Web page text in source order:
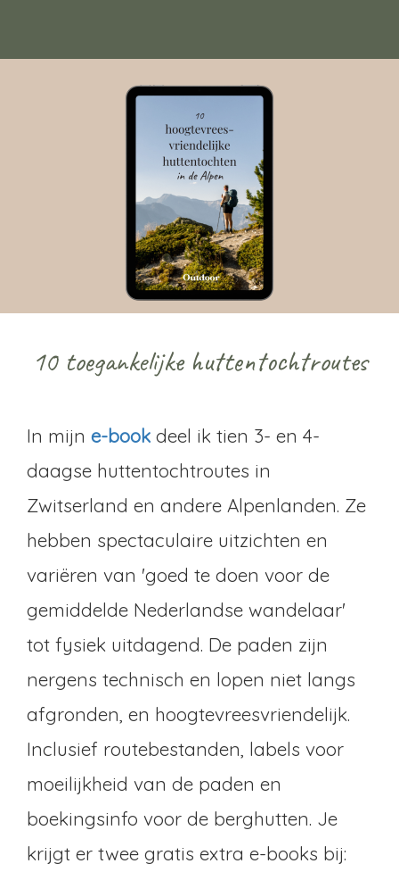
10 toegankelijke huttentochtroutes
In mijn e-book deel ik tien 3- en 4-
daagse huttentochtroutes in
Zwitserland en andere Alpenlanden. Ze
hebben spectaculaire uitzichten en
variëren van 'goed te doen voor de
gemiddelde Nederlandse wandelaar'
tot fysiek uitdagend. De paden zijn
nergens technisch en lopen niet langs
afgronden, en hoogtevreesvriendelijk.
Inclusief routebestanden, labels voor
moeilijkheid van de paden en
boekingsinfo voor de berghutten. Je
krijgt er twee gratis extra e-books bij: